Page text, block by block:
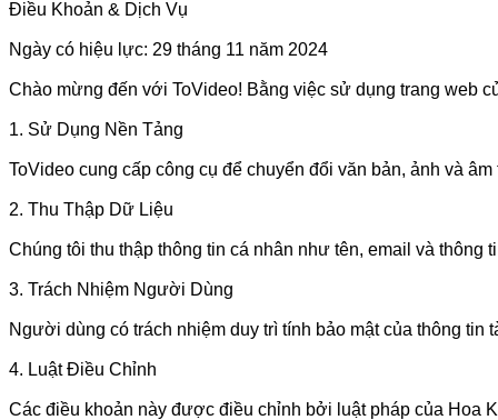
Điều Khoản & Dịch Vụ
Ngày có hiệu lực: 29 tháng 11 năm 2024
Chào mừng đến với ToVideo! Bằng việc sử dụng trang web
1. Sử Dụng Nền Tảng
ToVideo cung cấp công cụ để chuyển đổi văn bản, ảnh và
2. Thu Thập Dữ Liệu
Chúng tôi thu thập thông tin cá nhân như tên, email và
3. Trách Nhiệm Người Dùng
Người dùng có trách nhiệm duy trì tính bảo mật của thông
4. Luật Điều Chỉnh
Các điều khoản này được điều chỉnh bởi luật pháp của Hoa